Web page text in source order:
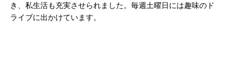
き、私生活も充実させられました。毎週土曜日には趣味のド
ライブに出かけています。